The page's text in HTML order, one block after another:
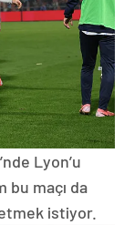
Lyon’u
bu maçı da
istiyor.